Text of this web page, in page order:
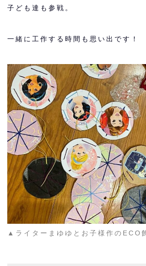
子ども達も参戦。
一緒に工作する時間も思い出です！
▲ライターまゆゆとお子様作のECO